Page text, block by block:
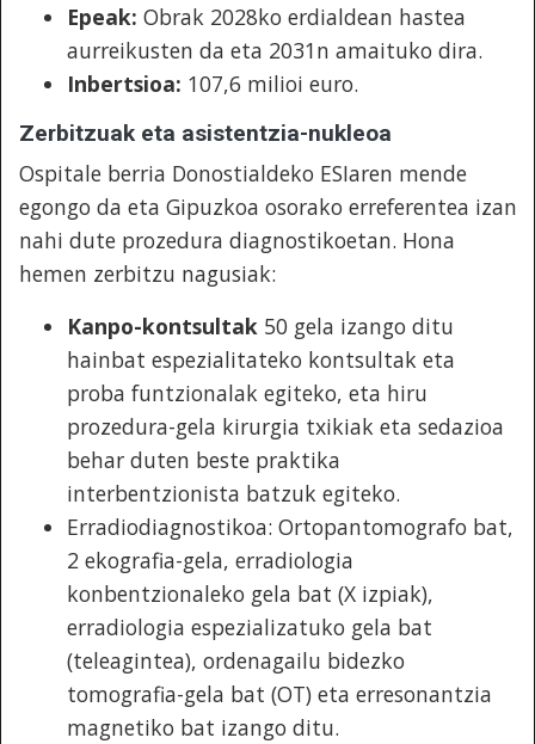
Epeak: Obrak 2028ko erdialdean hastea
aurreikusten da eta 2031n amaituko dira.
Inbertsioa: 107,6 milioi euro.
Zerbitzuak eta asistentzia-nukleoa
Ospitale berria Donostialdeko ESIaren mende
egongo da eta Gipuzkoa osorako erreferentea izan
nahi dute prozedura diagnostikoetan. Hona
hemen zerbitzu nagusiak:
Kanpo-kontsultak 50 gela izango ditu
hainbat espezialitateko kontsultak eta
proba funtzionalak egiteko, eta hiru
prozedura-gela kirurgia txikiak eta sedazioa
behar duten beste praktika
interbentzionista batzuk egiteko.
Erradiodiagnostikoa: Ortopantomografo bat,
2 ekografia-gela, erradiologia
konbentzionaleko gela bat (X izpiak),
erradiologia espezializatuko gela bat
(teleagintea), ordenagailu bidezko
tomografia-gela bat (OT) eta erresonantzia
magnetiko bat izango ditu.